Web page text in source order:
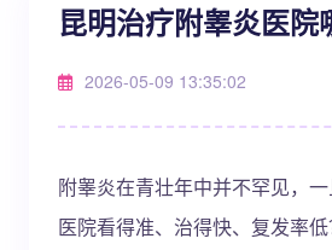
昆明治疗附睾炎医
2026-05-09 13:35:02
附睾炎在青壮年中并不罕见，
医院看得准、治得快、复发率